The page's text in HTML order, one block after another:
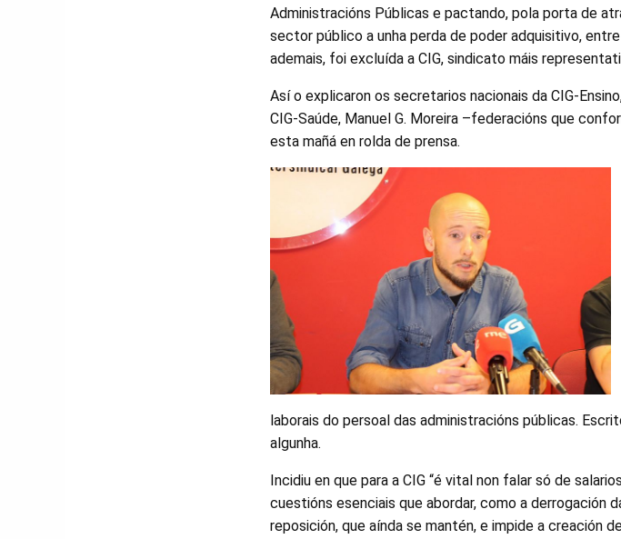
Administracións Públicas e pactando, pola porta de
sector público a unha perda de poder adquisitivo,
ademais, foi excluída a CIG, sindicato máis
Así o explicaron os secretarios nacionais da CIG-
CIG-Saúde, Manuel G. Moreira –federacións que
esta mañá en rolda de prensa.
laborais do persoal das administracións públicas.
algunha.
Incidiu en que para a CIG “é vital non falar só de
cuestións esenciais que abordar, como a derrogación
reposición, que aínda se mantén, e impide a creación